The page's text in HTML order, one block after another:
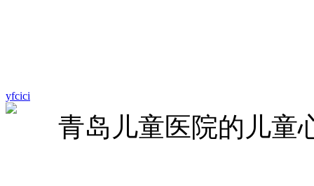
yfcici
青岛儿童医院的儿童